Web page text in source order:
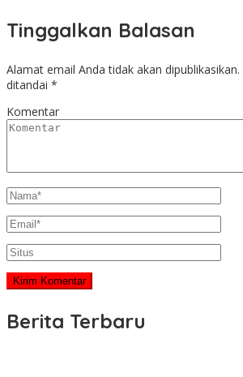
Tinggalkan Balasan
Alamat email Anda tidak akan dipublikasikan.
ditandai *
Komentar
Berita Terbaru